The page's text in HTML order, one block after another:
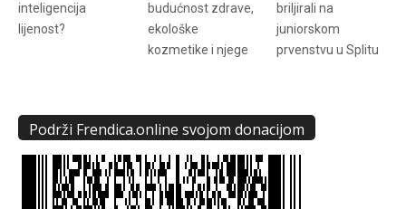
inteligencija
lijenost?
budućnost zdrave,
ekološke
kozmetike i njege
briljirali na
juniorskom
prvenstvu u Splitu
Podrži Frendica.online svojom donacijom